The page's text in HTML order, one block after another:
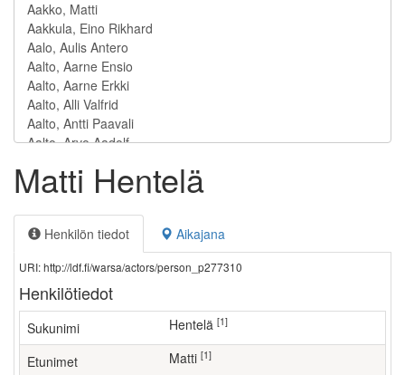
Matti Hentelä
Henkilön tiedot Aikajana
URI: http://ldf.fi/warsa/actors/person_p277310
Henkilötiedot
Sukunimi Hentelä [1]
Etunimet Matti [1]